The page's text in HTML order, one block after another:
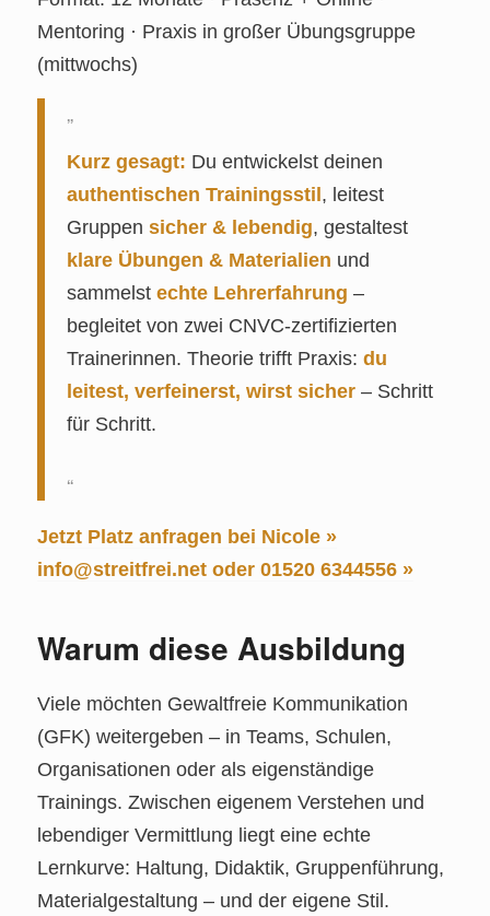
Mentoring · Praxis in großer Übungsgruppe
(mittwochs)
Kurz gesagt: Du entwickelst deinen
authentischen Trainingsstil, leitest
Gruppen sicher & lebendig, gestaltest
klare Übungen & Materialien und
sammelst echte Lehrerfahrung –
begleitet von zwei CNVC‑zertifizierten
Trainerinnen. Theorie trifft Praxis: du
leitest, verfeinerst, wirst sicher– Schritt
für Schritt.
Jetzt Platz anfragen bei Nicole »
info@streitfrei.net oder 01520 6344556 »
Warum diese Ausbildung
Viele möchten Gewaltfreie Kommunikation
(GFK) weitergeben – in Teams, Schulen,
Organisationen oder als eigenständige
Trainings. Zwischen eigenem Verstehen und
lebendiger Vermittlung liegt eine echte
Lernkurve: Haltung, Didaktik, Gruppenführung,
Materialgestaltung – und der eigene Stil.